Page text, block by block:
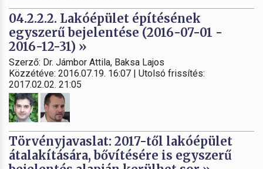
04.2.2.2. Lakóépület építésének
egyszerű bejelentése (2016-07-01 -
2016-12-31) »
Szerző: Dr. Jámbor Attila, Baksa Lajos
Közzétéve: 2016.07.19. 16:07 | Utolsó frissítés:
2017.02.02. 21:05
Törvényjavaslat: 2017-től lakóépület
átalakítására, bővítésére is egyszerű